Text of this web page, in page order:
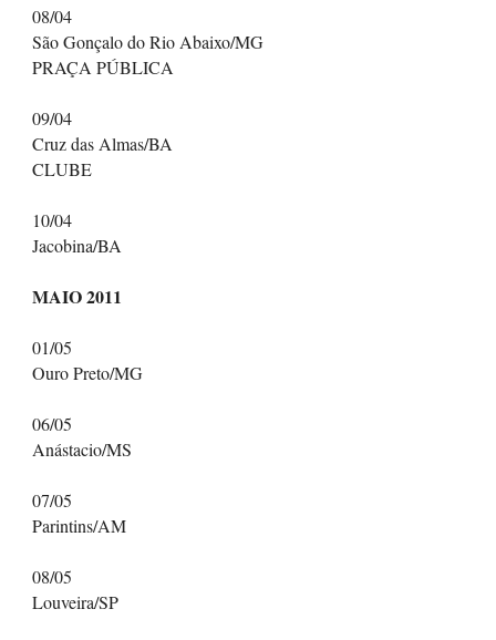
08/04
São Gonçalo do Rio Abaixo/MG
PRAÇA PÚBLICA
09/04
Cruz das Almas/BA
CLUBE
10/04
Jacobina/BA
MAIO 2011
01/05
Ouro Preto/MG
06/05
Anástacio/MS
07/05
Parintins/AM
08/05
Louveira/SP